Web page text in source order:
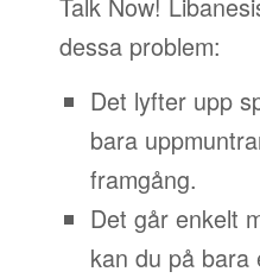
dessa problem:
Det lyfter upp
bara
framgång.
Det går enkelt
kan du på bara